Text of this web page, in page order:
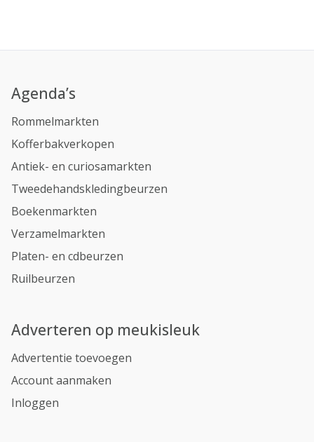
Agenda’s
Rommelmarkten
Kofferbakverkopen
Antiek- en curiosamarkten
Tweedehandskledingbeurzen
Boekenmarkten
Verzamelmarkten
Platen- en cdbeurzen
Ruilbeurzen
Adverteren op meukisleuk
Advertentie toevoegen
Account aanmaken
Inloggen